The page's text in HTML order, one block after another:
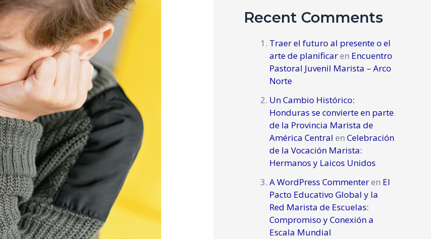
Recent Comments
Traer el futuro al presente o el
arte de planificaren Encuentro
Pastoral Juvenil Marista – Arco
Norte
Un Cambio Histórico:
Honduras se convierte en parte
de la Provincia Marista de
América Central en Celebración
de la Vocación Marista:
Hermanos y Laicos Unidos
A WordPress Commenteren El
Pacto Educativo Global y la
Red Marista de Escuelas:
Compromiso y Conexión a
Escala Mundial